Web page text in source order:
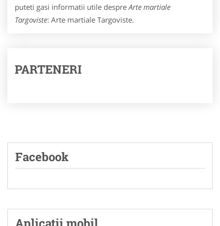
puteti gasi informatii utile despreArte martiale
Targoviste: Arte martiale Targoviste.
PARTENERI
Facebook